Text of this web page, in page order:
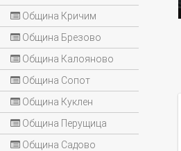
Община Кричим
Община Брезово
Община Калояново
Община Сопот
Община Куклен
Община Перущица
Община Садово